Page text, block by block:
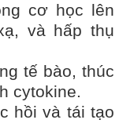
cơ học lên
và hấp thụ
tế bào, thúc
cytokine.
hồi và tái tạo